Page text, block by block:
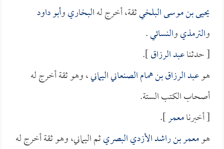
يحيى بن موسى البلخيثقة، أخرج لهالبخاريوأبو داود
والترمذيوالنسائي.
[ حدثناعبد الرزاق].
هوعبد الرزاق بن همام الصنعاني اليماني، وهو ثقة أخرج له
أصحاب الكتب الستة.
[ أخبرنامعمر].
هومعمر بن راشد الأزدي البصريثم اليماني، وهو ثقة أخرج له